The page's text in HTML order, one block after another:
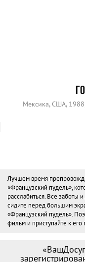
Мексика, США,
Лучшем время
«Французский пудель»,
расслабиться. Все заботы
сидите перед большим
«Французский пудель».
фильм и приступайте к его